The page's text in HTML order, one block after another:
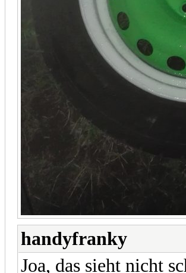
handyfranky
Joa, das sieht nicht